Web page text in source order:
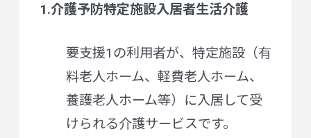
1.介護予防特定施設入居者生活介護
要支援1の利用者が、特定施設（有
料老人ホーム、軽費老人ホーム、
養護老人ホーム等）に入居して受
けられる介護サービスです。